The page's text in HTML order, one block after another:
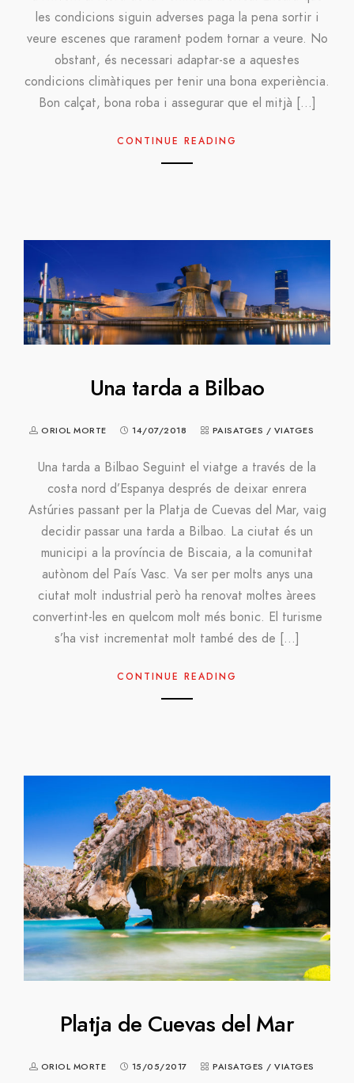
les condicions siguin adverses paga la pena sortir i
veure escenes que rarament podem tornar a veure. No
obstant, és necessari adaptar-se a aquestes
condicions climàtiques per tenir una bona experiència.
Bon calçat, bona roba i assegurar que el mitjà […]
CONTINUE READING
Una tarda a Bilbao
ORIOL MORTE 14/07/2018 PAISATGES / VIATGES
Una tarda a Bilbao Seguint el viatge a través de la
costa nord d’Espanya després de deixar enrera
Astúries passant per la Platja de Cuevas del Mar, vaig
decidir passar una tarda a Bilbao. La ciutat és un
municipi a la província de Biscaia, a la comunitat
autònom del País Vasc. Va ser per molts anys una
ciutat molt industrial però ha renovat moltes àrees
convertint-les en quelcom molt més bonic. El turisme
s’ha vist incrementat molt també des de […]
CONTINUE READING
Platja de Cuevas del Mar
ORIOL MORTE 15/05/2017 PAISATGES / VIATGES